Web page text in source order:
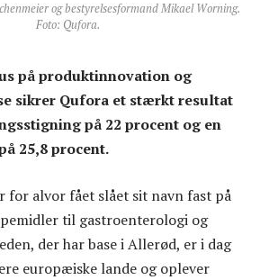
og bestyrelsesformand Mikael Worning.
Foto: Qufora.
på produktinnovation og
sikrer Qufora et stærkt resultat
på 22 procent og en
25,8 procent.
for alvor fået slået sit navn fast på
til gastroenterologi og
der har base i Allerød, er i dag
europæiske lande og oplever